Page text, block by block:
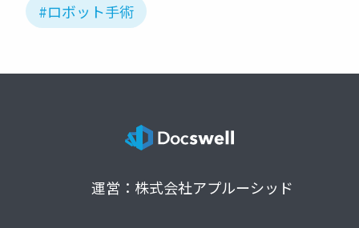
#ロボット手術
運営：株式会社アプルーシッド